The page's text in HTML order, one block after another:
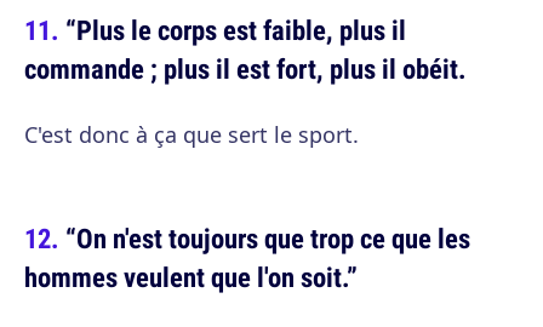
“Plus le corps est faible, plus il
commande ; plus il est fort, plus il obéit.
C'est donc à ça que sert le sport.
“On n'est toujours que trop ce que les
hommes veulent que l'on soit.”